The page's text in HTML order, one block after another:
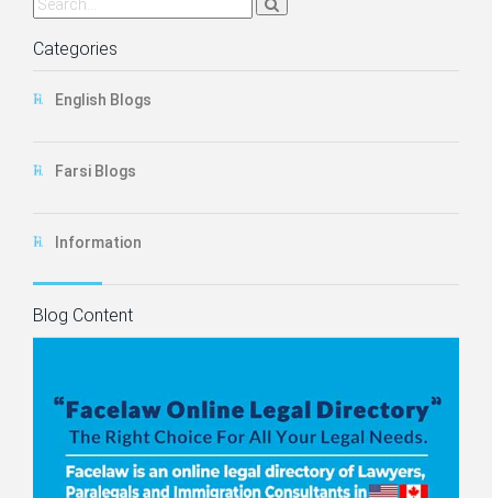
Categories
English Blogs
Farsi Blogs
Information
Blog Content